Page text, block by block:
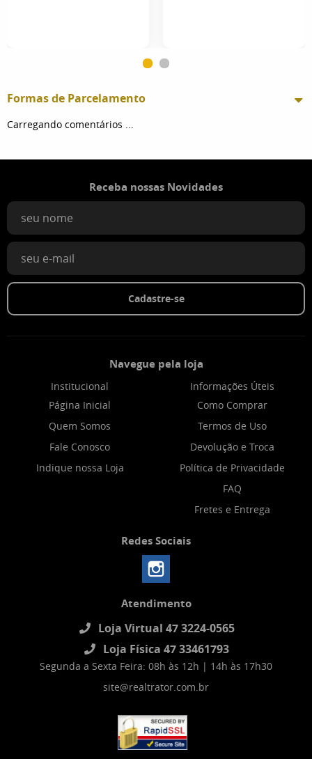
Formas de Parcelamento
Carregando comentários ...
Receba nossas Novidades
Cadastre-se
Navegue pela loja
Institucional
Página Inicial
Quem Somos
Fale Conosco
Indique nossa Loja
Informações Úteis
Como Comprar
Termos de Uso
Devolução e Troca
Política de Privacidade
FAQ
Fretes e Entrega
Redes Sociais
Atendimento
Loja Virtual 47 3224-0565
Loja Física 47 33461793
Segunda a Sexta Feira: 08h às 12h | 14h às 17h30
site@realtrator.com.br